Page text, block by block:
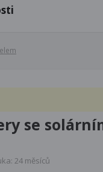
se
24 měsíců